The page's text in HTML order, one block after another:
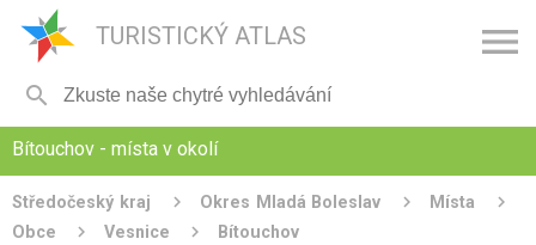
TURISTICKÝ ATLAS 

Bítouchov - místa v okolí
Středočeský kraj Okres Mladá Boleslav
Místa
Obce
Vesnice Bítouchov